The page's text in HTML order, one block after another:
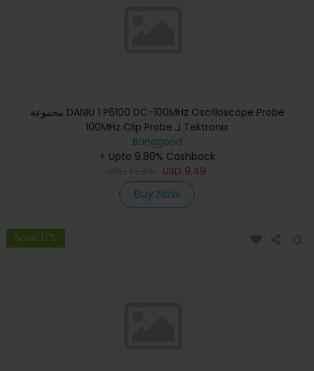
مجموعة DANIU 1 P6100 DC-100MHz Oscilloscope Probe
100MHz Clip Probe لـ Tektronix
Banggood
+ Upto 9.80% Cashback
USD 9.49
Buy Now
Save 17%